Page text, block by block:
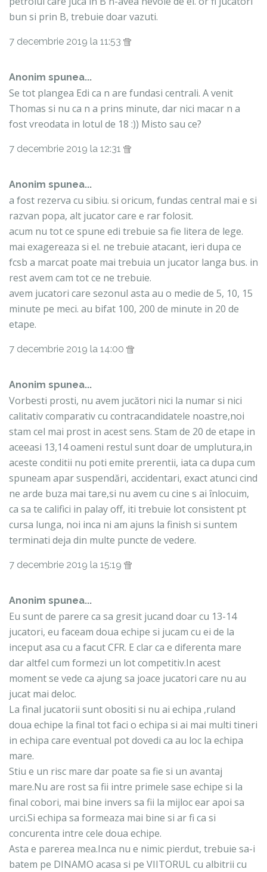
bun si prin B, trebuie doar vazuti.
7 decembrie 2019 la 11:53
Anonim spunea...
Se tot plangea Edi ca n are fundasi centrali. A venit
Thomas si nu ca n a prins minute, dar nici macar n a
fost vreodata in lotul de 18 :)) Misto sau ce?
7 decembrie 2019 la 12:31
Anonim spunea...
a fost rezerva cu sibiu. si oricum, fundas central mai e si
razvan popa, alt jucator care e rar folosit.
acum nu tot ce spune edi trebuie sa fie litera de lege.
mai exagereaza si el. ne trebuie atacant, ieri dupa ce
fcsb a marcat poate mai trebuia un jucator langa bus. in
rest avem cam tot ce ne trebuie.
avem jucatori care sezonul asta au o medie de 5, 10, 15
minute pe meci. au bifat 100, 200 de minute in 20 de
etape.
7 decembrie 2019 la 14:00
Anonim spunea...
Vorbesti prosti, nu avem jucători nici la numar si nici
calitativ comparativ cu contracandidatele noastre,noi
stam cel mai prost in acest sens. Stam de 20 de etape in
aceeasi 13,14 oameni restul sunt doar de umplutura,in
aceste conditii nu poti emite prerentii, iata ca dupa cum
spuneam apar suspendări, accidentari, exact atunci cind
ne arde buza mai tare,si nu avem cu cine s ai înlocuim,
ca sa te califici in palay off, iti trebuie lot consistent pt
cursa lunga, noi inca ni am ajuns la finish si suntem
terminati deja din multe puncte de vedere.
7 decembrie 2019 la 15:19
Anonim spunea...
Eu sunt de parere ca sa gresit jucand doar cu 13-14
jucatori, eu faceam doua echipe si jucam cu ei de la
inceput asa cu a facut CFR. E clar ca e diferenta mare
dar altfel cum formezi un lot competitiv.In acest
moment se vede ca ajung sa joace jucatori care nu au
jucat mai deloc.
La final jucatorii sunt obositi si nu ai echipa ,ruland
doua echipe la final tot faci o echipa si ai mai multi tineri
in echipa care eventual pot dovedi ca au loc la echipa
mare.
Stiu e un risc mare dar poate sa fie si un avantaj
mare.Nu are rost sa fii intre primele sase echipe si la
final cobori, mai bine invers sa fii la mijloc ear apoi sa
urci.Si echipa sa formeaza mai bine si ar fi ca si
concurenta intre cele doua echipe.
Asta e parerea mea.Inca nu e nimic pierdut, trebuie sa-i
batem pe DINAMO acasa si pe VIITORUL cu albitrii cu